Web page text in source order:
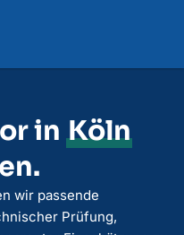
in Köln
wir passende
Prüfung,